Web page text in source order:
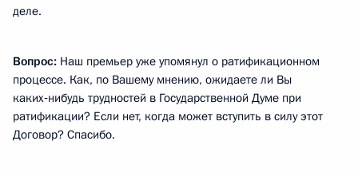
деле.
Вопрос: Наш премьер уже упомянул о ратификационном
процессе. Как, по Вашему мнению, ожидаете ли Вы
каких‑нибудь трудностей в Государственной Думе при
ратификации? Если нет, когда может вступить в силу этот
Договор? Спасибо.